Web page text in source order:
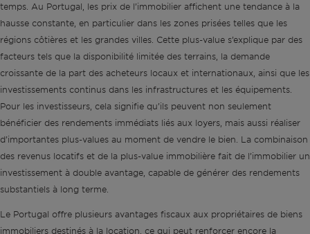
temps. Au Portugal, les prix de l’immobilier affichent une tendance à la
hausse constante, en particulier dans les zones prisées telles que les
régions côtières et les grandes villes. Cette plus-value s’explique par des
facteurs tels que la disponibilité limitée des terrains, la demande
croissante de la part des acheteurs locaux et internationaux, ainsi que les
investissements continus dans les infrastructures et les équipements.
Pour les investisseurs, cela signifie qu’ils peuvent non seulement
bénéficier des rendements immédiats liés aux loyers, mais aussi réaliser
d’importantes plus-values au moment de vendre le bien. La combinaison
des revenus locatifs et de la plus-value immobilière fait de l’immobilier un
investissement à double avantage, capable de générer des rendements
substantiels à long terme.
Le Portugal offre plusieurs avantages fiscaux aux propriétaires de biens
immobiliers destinés à la location, ce qui peut renforcer encore la